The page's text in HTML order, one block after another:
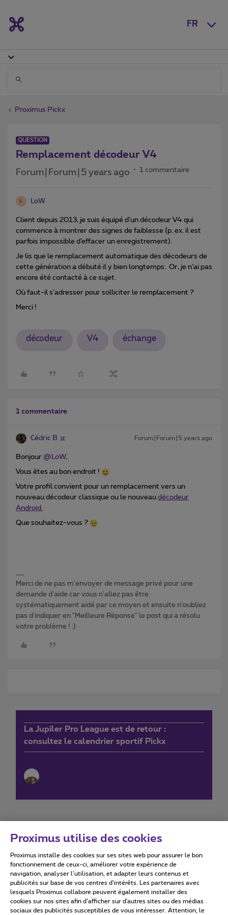
FR
Proximus Pickx
QUESTION
Remplacement décodeur V4
Forum|Forum|5 years ago 1 commentaire
L LoW
Client depuis 2013, je suis équipé d’un décodeur V4 qui
commence à montrer des signes de faiblesse (p. ex. il est
parfois impossible d’effacer un enregistrement).
Je lis que le remplacement automatique des décodeurs de
cette génération a débuté il y bien longtemps. Or, je n’ai pas
encore été contacté à ce sujet.
Où faut-il s’adresser pour solliciter le remplacement ?
Merci !
décodeur V4 échange
1 commentaire
Cédric B Forum|Forum|5 years ago
Bonjour @LoW,
Vous êtes au bon endroit !
Votre profil convient pour un remplacement vers un
nouveau décodeur classique ou le nouveaudécodeur
Android.
Que souhaitez-vous ?
Merci de ne pas m'envoyer de message privé pour une
demande d'aide car vous n'allez pas être
systématiquement aidé par ce moyen et ensuite n'oubliez
pas d'indiquer en "Meilleure Réponse" le post qui a résolu
votre problème ! :)
La Jupiler Pro League est de retour :
consultez le calendrier sportif Pickx
Conditions d'utilisation Accessibility statement
Proximus utilise des cookies
Proximus installe des cookies sur ses sites web pour assurer le bon
fonctionnement de ceux-ci, améliorer votre expérience de
navigation, analyser l’utilisation, et adapter leurs contenus et
publicités sur base de vos centres d’intérêts. Les partenaires avec
lesquels Proximus collabore peuvent également installer des
cookies sur nos sites afin d’afficher sur d'autres sites ou des médias
sociaux des publicités susceptibles de vous intéresser. Attention, le